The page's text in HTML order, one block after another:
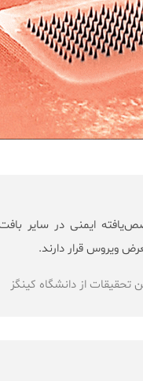
ایمنی در سایر